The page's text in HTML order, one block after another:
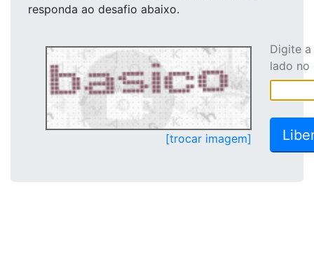
responda ao desafio abaixo.
[trocar imagem]
Digite
lado no